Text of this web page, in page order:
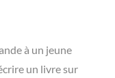
à un jeune
un livre sur